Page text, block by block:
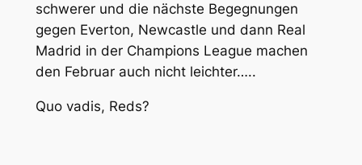
schwerer und die nächste Begegnungen
gegen Everton, Newcastle und dann Real
Madrid in der Champions League machen
den Februar auch nicht leichter…..
Quo vadis, Reds?